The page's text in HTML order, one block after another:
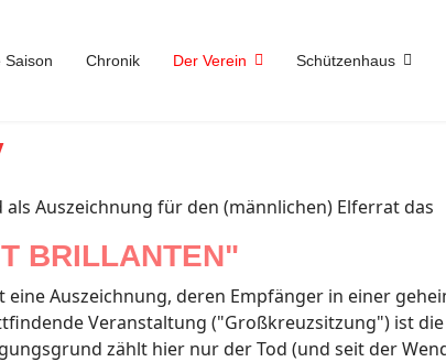
Saison Chronik Der Verein Schützenhaus
Auszeichnung für den (männlichen) Elferrat das
BRILLANTEN"
Auszeichnung, deren Empfänger in einer
Veranstaltung ("Großkreuzsitzung") ist
zählt hier nur der Tod (und seit der